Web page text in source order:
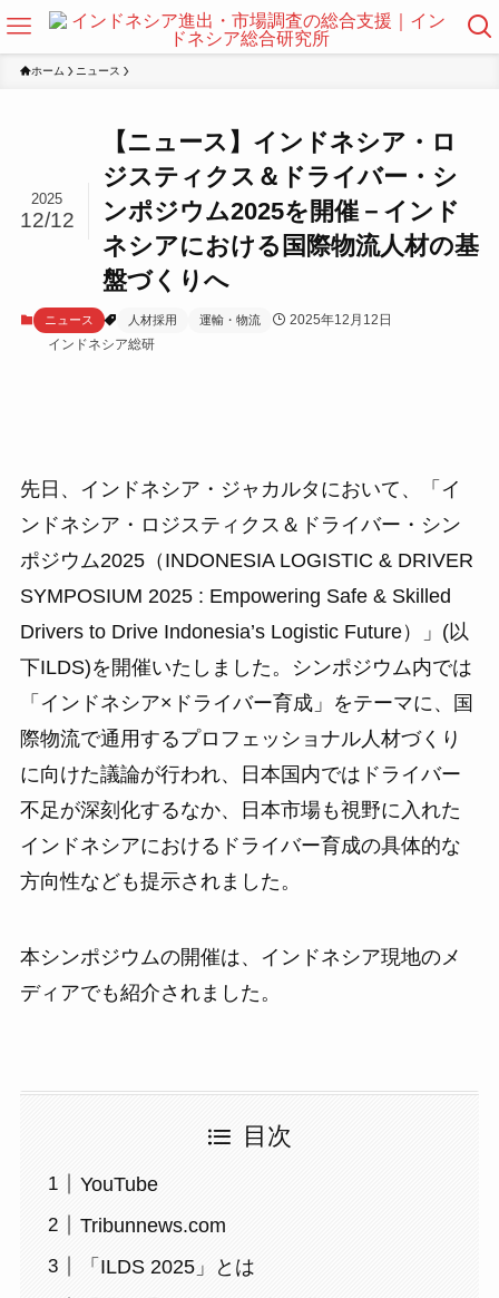
ホーム ニュース
【ニュース】インドネシア・ロ
ジスティクス＆ドライバー・シ
ンポジウム2025を開催－インド
ネシアにおける国際物流人材の基
盤づくりへ
2025
12/12
ニュース 人材採用 運輸・物流
2025年12月12日
インドネシア総研
先日、インドネシア・ジャカルタにおいて、「イ
ンドネシア・ロジスティクス＆ドライバー・シン
ポジウム2025（INDONESIA LOGISTIC & DRIVER
SYMPOSIUM 2025 : Empowering Safe & Skilled
Drivers to Drive Indonesia’s Logistic Future）」(以
下ILDS)を開催いたしました。シンポジウム内では
「インドネシア×ドライバー育成」をテーマに、国
際物流で通用するプロフェッショナル人材づくり
に向けた議論が行われ、日本国内ではドライバー
不足が深刻化するなか、日本市場も視野に入れた
インドネシアにおけるドライバー育成の具体的な
方向性なども提示されました。
本シンポジウムの開催は、インドネシア現地のメ
ディアでも紹介されました。
目次
YouTube
Tribunnews.com
「ILDS 2025」とは